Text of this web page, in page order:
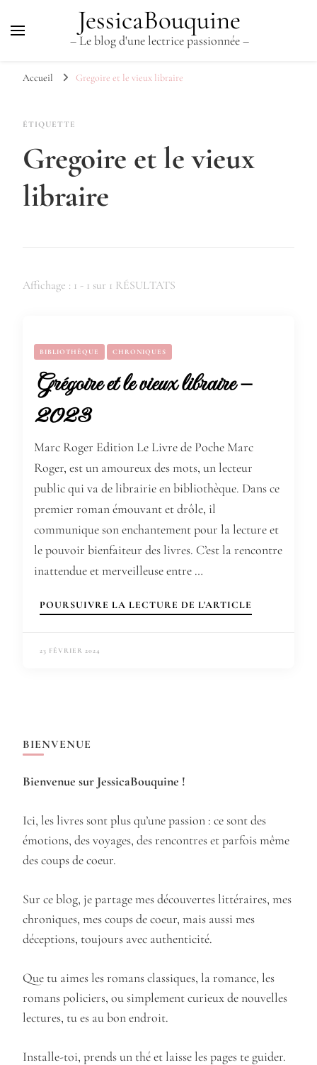
JessicaBouquine
– Le blog d'une lectrice passionnée –
Accueil Gregoire et le vieux libraire
ÉTIQUETTE
Gregoire et le vieux
libraire
Affichage : 1 - 1 sur 1 RÉSULTATS
BIBLIOTHÈQUE CHRONIQUES
Grégoire et le vieux libraire –
2023
Marc Roger Edition Le Livre de Poche Marc
Roger, est un amoureux des mots, un lecteur
public qui va de librairie en bibliothèque. Dans ce
premier roman émouvant et drôle, il
communique son enchantement pour la lecture et
le pouvoir bienfaiteur des livres. C’est la rencontre
inattendue et merveilleuse entre …
POURSUIVRE LA LECTURE DE L'ARTICLE
23 FÉVRIER 2024
BIENVENUE
Bienvenue sur JessicaBouquine !
Ici, les livres sont plus qu’une passion : ce sont des
émotions, des voyages, des rencontres et parfois même
des coups de coeur.
Sur ce blog, je partage mes découvertes littéraires, mes
chroniques, mes coups de coeur, mais aussi mes
déceptions, toujours avec authenticité.
Que tu aimes les romans classiques, la romance, les
romans policiers, ou simplement curieux de nouvelles
lectures, tu es au bon endroit.
Installe-toi, prends un thé et laisse les pages te guider.